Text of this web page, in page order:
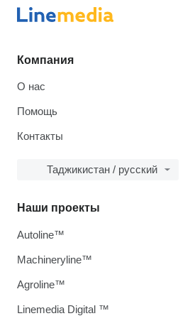
Компания
О нас
Помощь
Контакты
Таджикистан / русский
Наши проекты
Autoline™
Machineryline™
Agroline™
Linemedia Digital ™